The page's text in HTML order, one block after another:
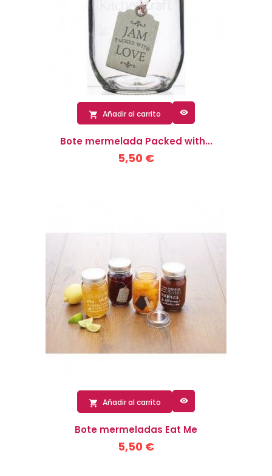
 Añadir al carrito 
Bote mermelada Packed with...
5,50 €
 Añadir al carrito 
Bote mermeladas Eat Me
5,50 €